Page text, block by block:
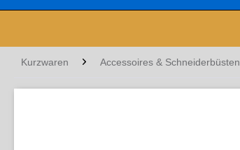
Kurzwaren Accessoires & Schneiderbüsten